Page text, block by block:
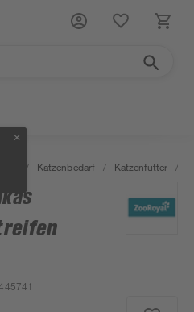
✕
/ Katzenbedarf / Katzenfutter /